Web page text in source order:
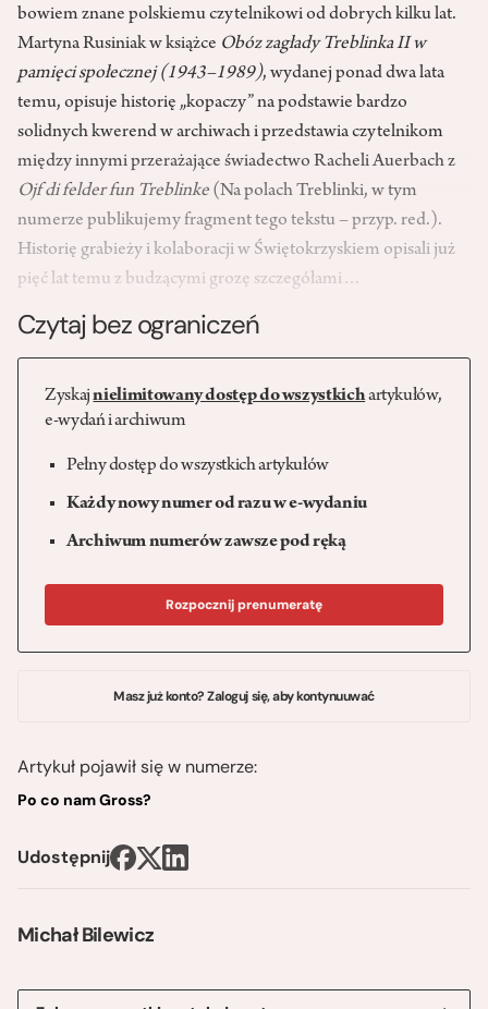
Michał Bilewicz
bowiem znane polskiemu czytelnikowi od dobrych kilku lat.
Martyna Rusiniak w książce Obóz zagłady Treblinka II w
pamięci społecznej (1943–1989), wydanej ponad dwa lata
temu, opisuje historię „kopaczy” na podstawie bardzo
solidnych kwerend w archiwach i przedstawia czytelnikom
między innymi przerażające świadectwo Racheli Auerbach z
Ojf di felder fun Treblinke (Na polach Treblinki, w tym
numerze publikujemy fragment tego tekstu – przyp. red.).
Historię grabieży i kolaboracji w Świętokrzyskiem opisali już
pięć lat temu z budzącymi grozę szczegółami…
Czytaj bez ograniczeń
Zyskajnielimitowany dostęp do wszystkichartykułów,
e-wydań i archiwum
Pełny dostęp do wszystkich artykułów
Każdy nowy numer od razu w e-wydaniu
Archiwum numerów zawsze pod ręką
Rozpocznij prenumeratę
Masz już konto? Zaloguj się, aby kontynuuwać
Artykuł pojawił się w numerze:
Po co nam Gross?
Udostępnij